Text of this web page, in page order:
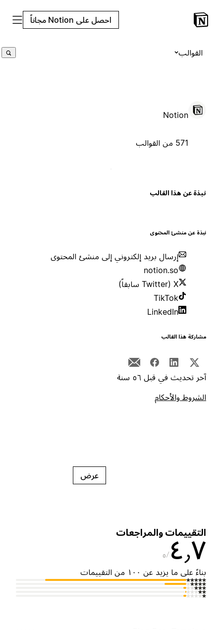
احصل على Notion مجاناً
القوالب
Notion
عن هذا القالب
عن منشئ المحتوى
إرسال بريد إلكتروني إلى منشئ المحتوى
notion.so
TikTok
LinkedIn
هذا القالب
تحديث في قبل ٥٦ سنة
والأحكام
عرض
والمراجعات
٥
على ما يزيد عن ١٠٠ من التقييمات